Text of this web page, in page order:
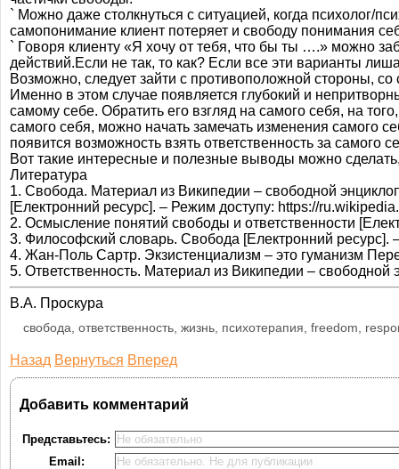
` Можно даже столкнуться с ситуацией, когда психолог/
самопонимание клиент потеряет и свободу понимания
` Говоря клиенту «Я хочу от тебя, что бы ты ….» можно
действий.Если не так, то как? Если все эти варианты
Возможно, следует зайти с противоположной стороны,
Именно в этом случае появляется глубокий и
самому себе. Обратить его взгляд на самого себя, на
самого себя, можно начать замечать изменения самого
появится возможность взять ответственность за самого
Вот такие интересные и полезные выводы можно
Литература
1. Свобода. Материал из Википедии – свободной
[Електронний ресурс]. – Режим доступу: https://
2. Осмысление понятий свободы и ответственности
3. Философский словарь. Свобода [Електронний ресурс].
4. Жан-Поль Сартр. Экзистенциализм – это гуманизм
5. Ответственность. Материал из Википедии –
В.А. Проскура
свобода, ответственность, жизнь, психотерапия, freedom,
Назад Вернуться Вперед
Добавить комментарий
Представьтесь:
Email: